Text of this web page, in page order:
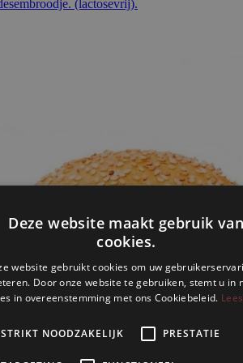
(lactosevrij).
Deze website maakt gebruik
cookies.
website gebruikt cookies om uw
Door onze website te gebruiken, stemt u in
in overeenstemming met ons Cookiebeleid.
STRIKT NOODZAKELIJK PRESTATIE